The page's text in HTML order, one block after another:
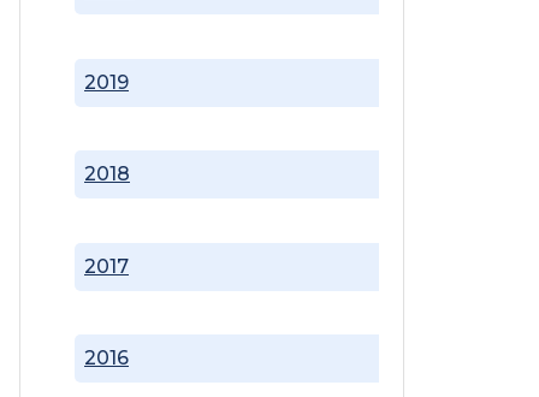
2016
2017
2018
2019